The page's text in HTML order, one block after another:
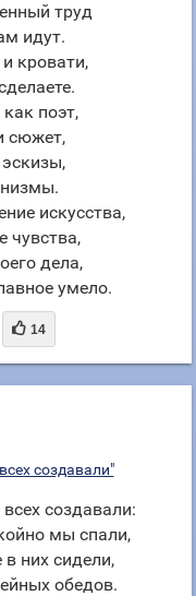
труд
идут.
кровати,
поэт,
сюжет,
искусства,
чувства,
дела,
умело.
 14
создавали"
создавали:
мы спали,
них сидели,
обедов.